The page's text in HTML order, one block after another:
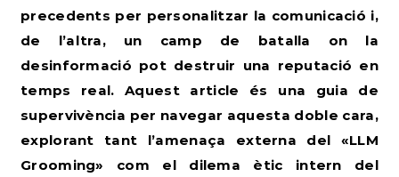
precedents per personalitzar la comunicació i,
de l’altra, un camp de batalla on la
desinformació pot destruir una reputació en
temps real. Aquest article és una guia de
supervivència per navegar aquesta doble cara,
explorant tant l’amenaça externa del «LLM
Grooming» com el dilema ètic intern del